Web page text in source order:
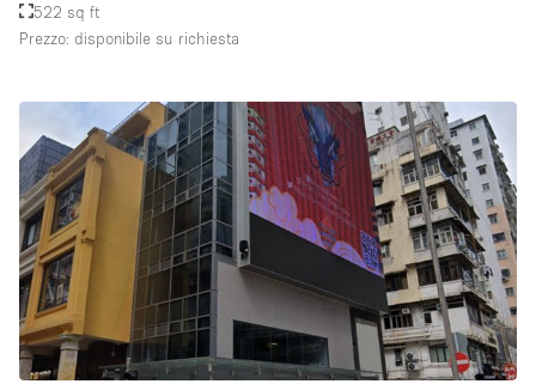
Smoking Area
Soundproof
Stile Haussmann
Terrace
Tetto / Terrazza
Vetrina
Vista incredibile
Water Access
522 sq ft
Prezzo: disponibile su richiesta